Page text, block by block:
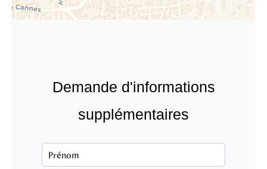
Demande d'informations
supplémentaires